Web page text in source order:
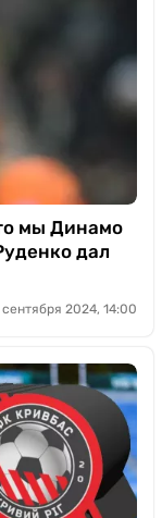
мы Динамо
дал
сентября 2024, 14:00